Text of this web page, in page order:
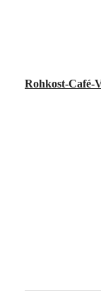
Rohkost-Café-